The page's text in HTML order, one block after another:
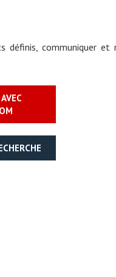
communiquer et